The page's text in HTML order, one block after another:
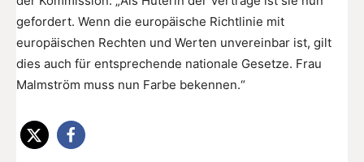
gefordert. Wenn die europäische Richtlinie mit
europäischen Rechten und Werten unvereinbar ist, gilt
dies auch für entsprechende nationale Gesetze. Frau
Malmström muss nun Farbe bekennen.“